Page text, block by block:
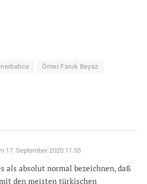
Ömer Faruk Beyaz
17. September 2020 11:55
als absolut normal bezeichnen, daß
den meisten türkischen